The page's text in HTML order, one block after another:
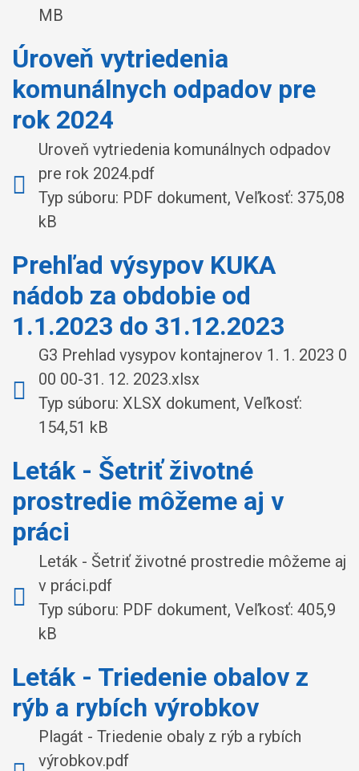
MB
Úroveň vytriedenia
komunálnych odpadov pre
rok 2024
Uroveň vytriedenia komunálnych odpadov
pre rok 2024.pdf
Typ súboru: PDF dokument, Veľkosť: 375,08
kB
Prehľad výsypov KUKA
nádob za obdobie od
1.1.2023 do 31.12.2023
G3 Prehlad vysypov kontajnerov 1. 1. 2023 0
00 00-31. 12. 2023.xlsx
Typ súboru: XLSX dokument, Veľkosť:
154,51 kB
Leták - Šetriť životné
prostredie môžeme aj v
práci
Leták - Šetriť životné prostredie môžeme aj
v práci.pdf
Typ súboru: PDF dokument, Veľkosť: 405,9
kB
Leták - Triedenie obalov z
rýb a rybích výrobkov
Plagát - Triedenie obaly z rýb a rybích
výrobkov.pdf